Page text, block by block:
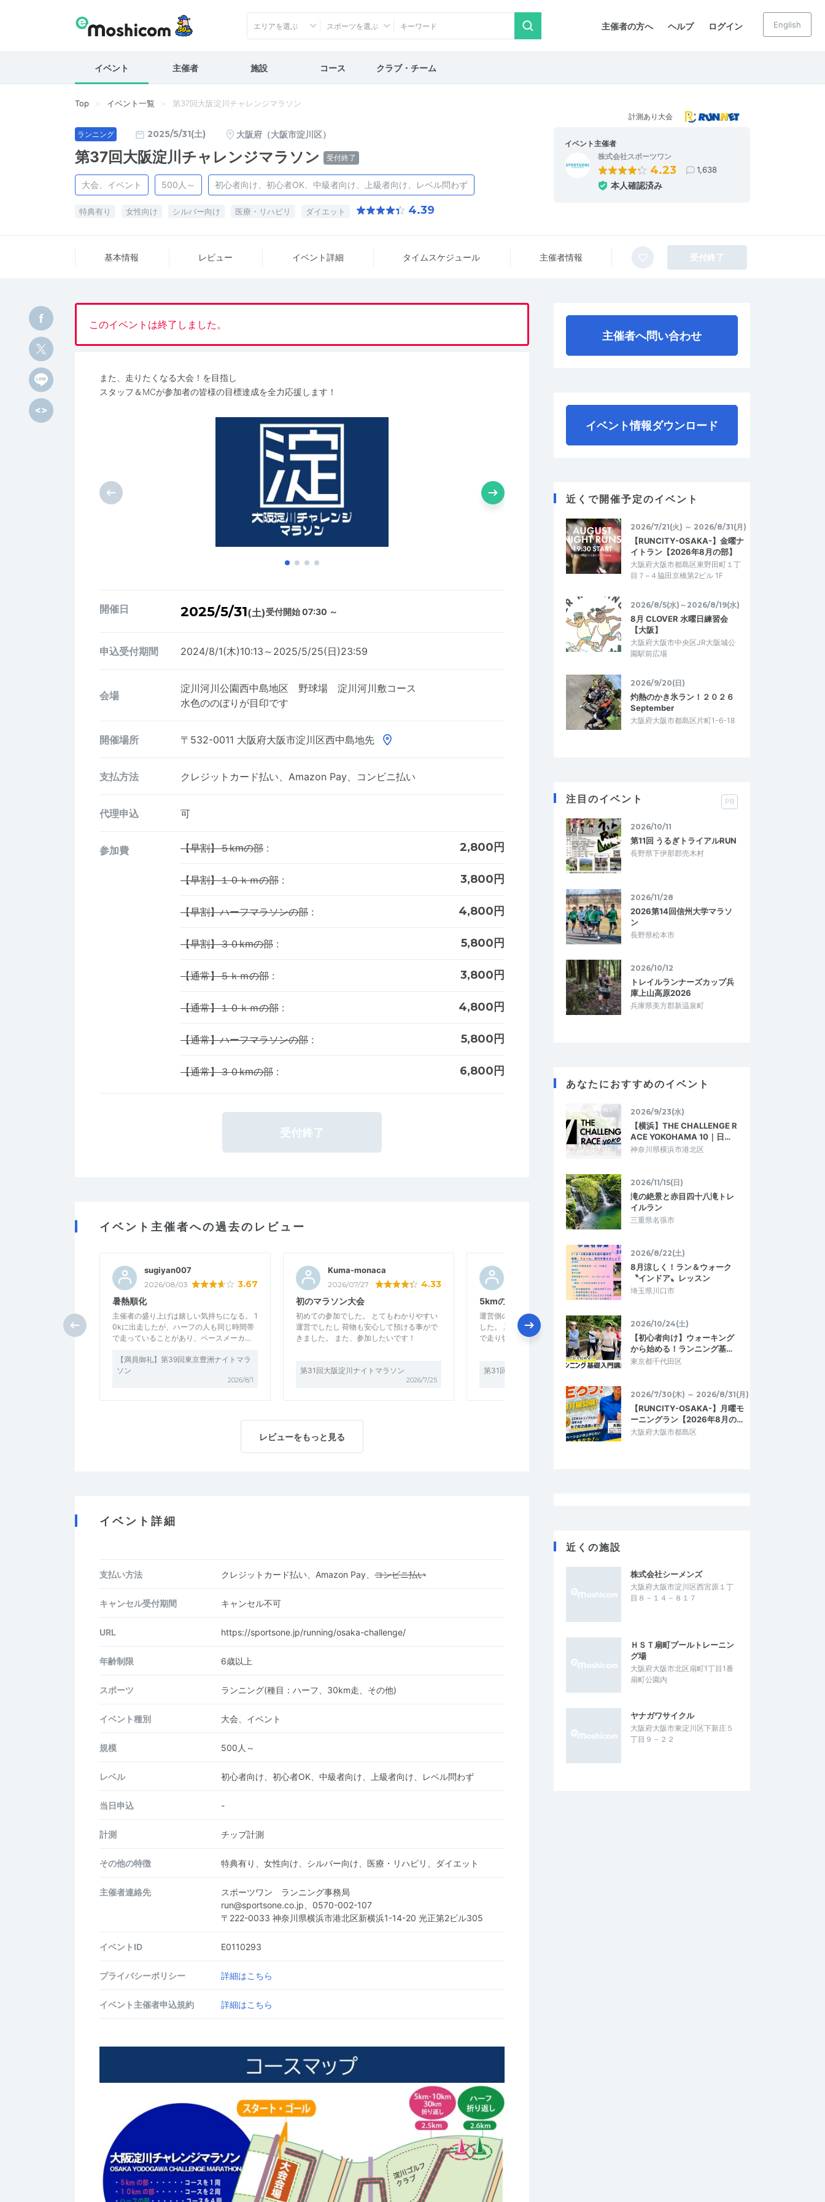
主催者の方へ ヘルプ ログイン
エリアを選ぶ スポーツを選ぶ English
イベント 主催者 施設 コース クラブ・チーム
Top イベント一覧 第37回大阪淀川チャレンジマラソン
ランニング
計測あり大会
2025/5/31(土) 大阪府（大阪市淀川区）
第37回大阪淀川チャレンジマラソン 受付終了
大会、イベント 500人～ 初心者向け、初心者OK、中級者向け、上級者向け、レベル問わず
特典有り 女性向け シルバー向け 医療・リハビリ ダイエット 4.39
イベント主催者
株式会社スポーツワン
4.23 1,638
本人確認済み
基本情報 レビュー イベント詳細 タイム スケジュール 主催者情報 受付終了
このイベントは終了しました。
また、走りたくなる大会！を目指し
スタッフ＆MCが参加者の皆様の目標達成を全力応援します！
開催日 2025/5/31(土)受付開始 07:30 ～
申込受付期間 2024/8/1(木)10:13～2025/5/25(日)23:59
会場
淀川河川公園西中島地区 野球場 淀川河川敷コース
水色ののぼりが目印です
開催場所 〒532-0011 大阪府大阪市淀川区西中島地先
支払方法 クレジットカード払い、Amazon Pay、コンビニ払い
代理申込 可
参加費 【早割】５kmの部 : 2,800円
【早割】１０ｋｍの部 : 3,800円
【早割】ハーフマラソンの部 : 4,800円
【早割】３０kmの部 : 5,800円
【通常】５ｋｍの部 : 3,800円
【通常】１０ｋｍの部 : 4,800円
【通常】ハーフマラソンの部 : 5,800円
【通常】３０kmの部 : 6,800円
受付終了
イベント主催者への過去のレビュー
sugiyan007
2026/08/03 3.67
暑熱順化
主催者の盛り上げは嬉しい気持ちになる。 1
0kに出走したが、ハーフの人も同じ時間帯
で走っていることがあり、ペースメーカ…
【満員御礼】第39回東京豊洲ナイトマラ
ソン
2026/8/1
Kuma-monaca
2026/07/27 4.33
初のマラソン大会
初めての参加でした。 とてもわかりやすい
運営でしたし 荷物も安心して預ける事がで
きました。 また、参加したいです！
第31回大阪淀川ナイトマラソン
2026/7/25
4.00
5kmのペースランニング
運営側の熱意と気配りがありがたい大会で
した。 夏場は5kmと決めて、狙いのペース
で走り切れるかの挑戦でした。 風は有難…
第31回大阪淀川ナイトマラソン
マサマサマサ07
2026/07/27
レビューをもっと見る
イベント詳細
支払い方法 クレジットカード払い、Amazon Pay、 コンビニ払い
キャンセル受付期間 キャンセル不可
URL https://sportsone.jp/running/osaka-challenge/
年齢制限 6歳以上
スポーツ ランニング(種目：ハーフ、30km走、その他)
イベント種別 大会、イベント
規模 500人～
レベル 初心者向け、初心者OK、中級者向け、上級者向け、レベル問わず
当日申込 -
計測 チップ計測
その他の特徴 特典有り、女性向け、シルバー向け、医療・リハビリ、ダイエット
主催者連絡先
スポーツワン ランニング事務局
run@sportsone.co.jp、0570-002-107
〒222-0033 神奈川県横浜市港北区新横浜1-14-20 光正第2ビル305
イベントID E0110293
プライバシーポリシー 詳細はこちら
イベント主催者申込規約 詳細はこちら
主催者へ問い合わせ
イベント情報ダウンロード
近くで開催予定のイベント
2026/7/21(火) ～ 2026/8/31(月)
【RUNCITY-OSAKA-】金曜ナ
イトラン【2026年8月の部】
大阪府大阪市都島区東野田町１丁
目７−４脇田京橋第2ビル 1F
2026/8/5(水)～2026/8/19(水)
8月 CLOVER 水曜日練習会
【大阪】
大阪府大阪市中央区JR大阪城公
園駅前広場
2026/9/20(日)
灼熱のかき氷ラン！２０２６
September
大阪府大阪市都島区片町1-6-18
注目のイベント PR
2026/10/11
第11回 うるぎトライアルRUN
長野県下伊那郡売木村
2026/11/28
2026第14回信州大学マラソ
ン
長野県松本市
2026/10/12
トレイルランナーズカップ兵
庫上山高原2026
兵庫県美方郡新温泉町
あなたにおすすめのイベント
2026/9/23(水)
【横浜】THE CHALLENGE R
ACE YOKOHAMA 10｜日…
神奈川県横浜市港北区
2026/11/15(日)
滝の絶景と赤目四十八滝トレ
イルラン
三重県名張市
2026/8/22(土)
8月涼しく！ラン＆ウォーク
〝インドア〟レッスン
埼玉県川口市
2026/10/24(土)
【初心者向け】ウォーキング
から始める！ランニング基…
東京都千代田区
2026/7/30(木) ～ 2026/8/31(月)
【RUNCITY-OSAKA-】月曜モ
ーニングラン【2026年8月の…
大阪府大阪市都島区
近くの施設
株式会社シーメンズ
大阪府大阪市淀川区西宮原１丁
目８－１４－８１７
ＨＳＴ扇町プールトレーニン
グ場
大阪府大阪市北区扇町1丁目1番
扇町公園内
ヤナガワサイクル
大阪府大阪市東淀川区下新庄５
丁目９－２２